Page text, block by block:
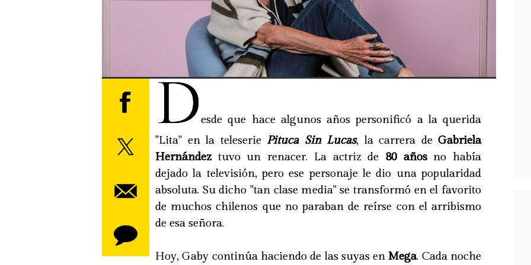
Desde que hace algunos años personificó a la querida
"Lita" en la teleserie Pituca Sin Lucas, la carrera de Gabriela
Hernández tuvo un renacer. La actriz de 80 añosno había
dejado la televisión, pero ese personaje le dio una popularidad
absoluta. Su dicho "tan clase media" se transformó en el favorito
de muchos chilenos que no paraban de reírse con el arribismo
de esa señora.
Hoy, Gaby continúa haciendo de las suyas enMega. Cada noche